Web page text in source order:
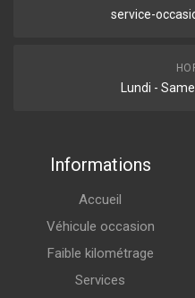
service-
Lundi -
Informations
Accueil
Véhicule occasion
Faible kilométrage
Services